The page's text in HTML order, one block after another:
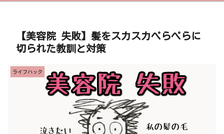
【美容院 失敗】髪をスカスカぺらぺらに
切られた教訓と対策
ライフハック